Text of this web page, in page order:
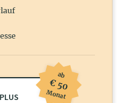
ab
€ 50
Monat